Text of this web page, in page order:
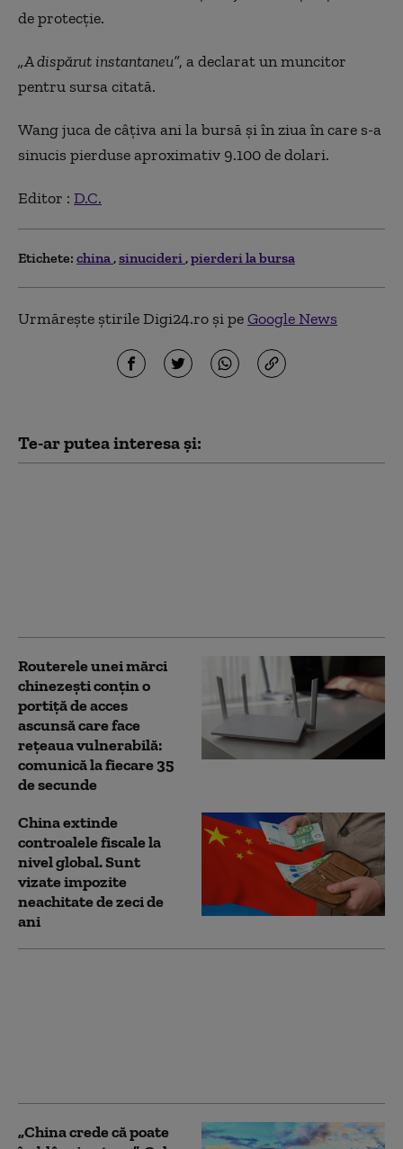
de protecție.
„A dispărut instantaneu”, a declarat un muncitor
pentru sursa citată.
Wang juca de câțiva ani la bursă și în ziua în care s-a
sinucis pierduse aproximativ 9.100 de dolari.
Editor : D.C.
Etichete: china sinucideri pierderi la bursa
Urmărește știrile Digi24.ro și peGoogle News
Te-ar putea interesa și:
Routerele unei mărci
chinezești conțin o
portiță de acces
ascunsă care face
rețeaua vulnerabilă:
comunică la fiecare 35
de secunde
China extinde
controalele fiscale la
nivel global. Sunt
vizate impozite
neachitate de zeci de
ani
„China crede că poate